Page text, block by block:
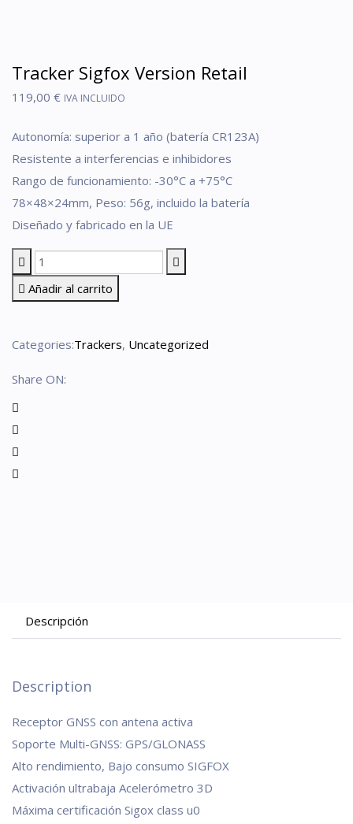
Tracker Sigfox Version Retail
119,00 € IVA INCLUIDO
Autonomía: superior a 1 año (batería CR123A)
Resistente a interferencias e inhibidores
Rango de funcionamiento: -30°C a +75°C
78×48×24mm, Peso: 56g, incluido la batería
Diseñado y fabricado en la UE
Añadir al carrito
Categories:Trackers, Uncategorized
Share ON:
Descripción
Description
Receptor GNSS con antena activa
Soporte Multi-GNSS: GPS/GLONASS
Alto rendimiento, Bajo consumo SIGFOX
Activación ultrabaja Acelerómetro 3D
Máxima certificación Sigox class u0